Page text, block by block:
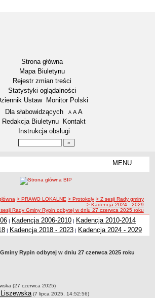
Strona główna
Mapa Biuletynu
Rejestr zmian treści
Statystyki oglądalności
Ustaw
Monitor Polski
Menu dodatkowe
Dla słabowidzących A pomniejsz czcionkę
A standardowy rozmiar czcionki
A
Redakcja Biuletynu
Kontakt
Instrukcja obsługi
MENU
osobowych
> PRAWO LOKALNE > Protokoły > Z sesji Rady gminy
> Kadencja 2024 - 2029
Rady Gminy Rypin odbytej w dniu 27 czerwca 2025 roku
| Kadencja 2006-2010 | Kadencja 2010-2014
| Kadencja 2018 - 2023 | Kadencja 2024 - 2029
Rypin odbytej w dniu 27 czerwca 2025 roku
(27 czerwca 2025)
(7 lipca 2025, 14:52:56)